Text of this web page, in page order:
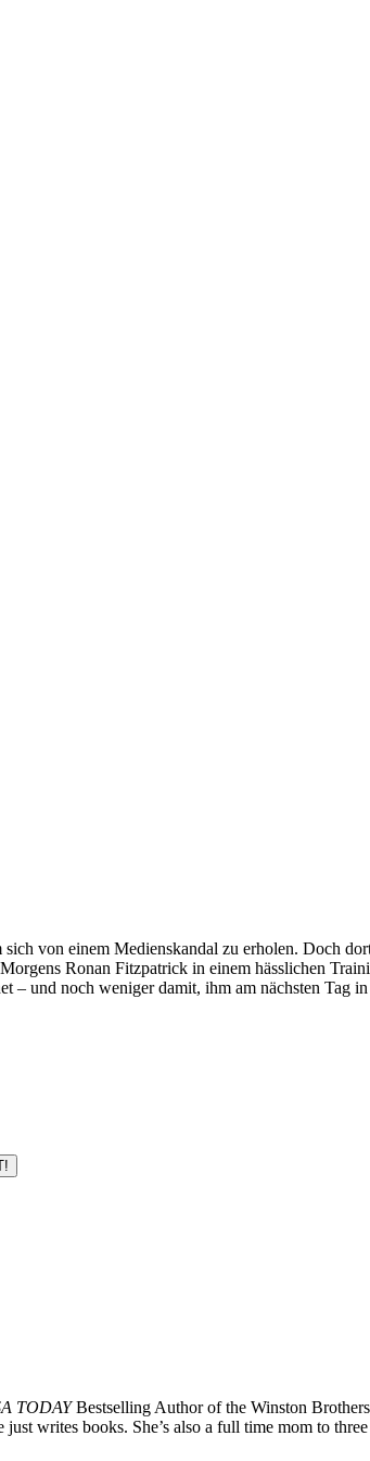
von einem Medienskandal zu erholen. Doch
Ronan Fitzpatrick in einem hässlichen
– und noch weniger damit, ihm am nächsten Tag
TODAYBestselling Author of the Winston
writes books. She’s also a full time mom to